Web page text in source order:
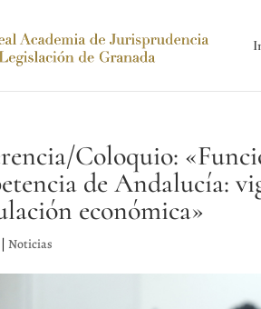
Coloquio:
de Andalucía:
económica»
|Noticias